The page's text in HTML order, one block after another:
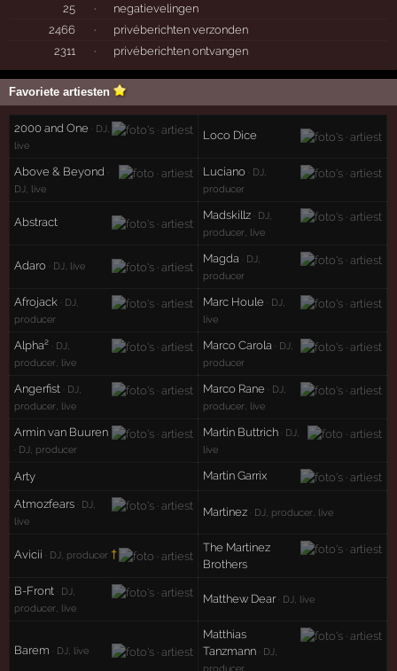
25
·
negatievelingen
2466
·
privéberichten verzonden
2311
· privéberichten ontvangen
Favoriete artiesten
2000 and One
· DJ,
live
Loco Dice
Above & Beyond
DJ, live
Luciano · DJ,
producer
Abstract
Madskillz · DJ,
producer, live
Adaro · DJ, live
Magda
· DJ,
producer
Afrojack · DJ,
producer
Marc Houle
· DJ,
live
Alpha² · DJ,
producer, live
Marco Carola
· DJ,
producer
Angerfist · DJ,
producer, live
Marco Rane
· DJ,
producer, live
Armin van Buuren
· DJ, producer
Martin Buttrich · DJ,
live
Arty Martin Garrix
Atmozfears · DJ,
live
Martinez · DJ, producer, live
Avicii · DJ, producer †
The Martinez
Brothers
B-Front · DJ,
producer, live
Matthew Dear· DJ, live
Barem · DJ, live
Matthias
Tanzmann · DJ,
producer